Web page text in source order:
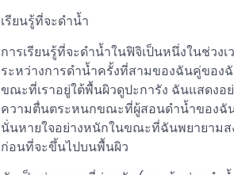
เรียนรู้ที่จะดำน้ำ
การเรียนรู้ที่จะดำน้ำในฟิจิเป็นหนึ่งในช่ว
ระหว่างการดำน้ำครั้งที่สามของฉันคู่ของ
ขณะที่เราอยู่ใต้พื้นผิวดูปะการัง ฉันแสดงอ
ความตื่นตระหนกขณะที่ผู้สอนดำน้ำของฉั
นั่นหายใจอย่างหนักในขณะที่ฉันพยายามส
ก่อนที่จะขึ้นไปบนพื้นผิว